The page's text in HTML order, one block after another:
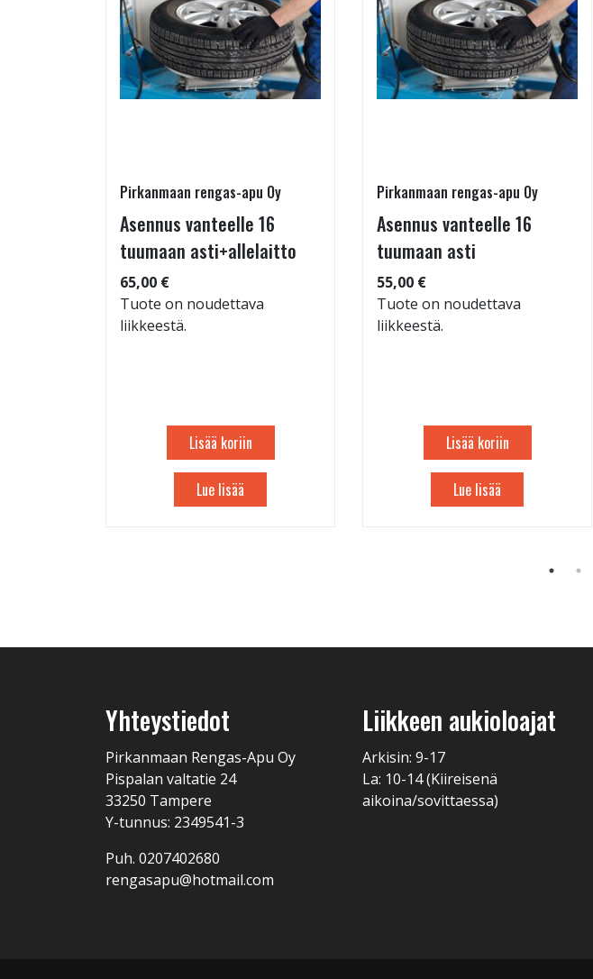
Pirkanmaan rengas-apu Oy
Asennus vanteelle 16
tuumaan asti+allelaitto
65,00 €
Tuote on noudettava
liikkeestä.
Lisää koriin
Lue lisää
Pirkanmaan rengas-apu Oy
Asennus vanteelle 16
tuumaan asti
55,00 €
Tuote on noudettava
liikkeestä.
Lisää koriin
Lue lisää
Yhteystiedot
Pirkanmaan Rengas-Apu Oy
Pispalan valtatie 24
33250 Tampere
Y-tunnus: 2349541-3
Puh. 0207402680
rengasapu@hotmail.com
Liikkeen aukioloajat
Arkisin: 9-17
La: 10-14 (Kiireisenä
aikoina/sovittaessa)